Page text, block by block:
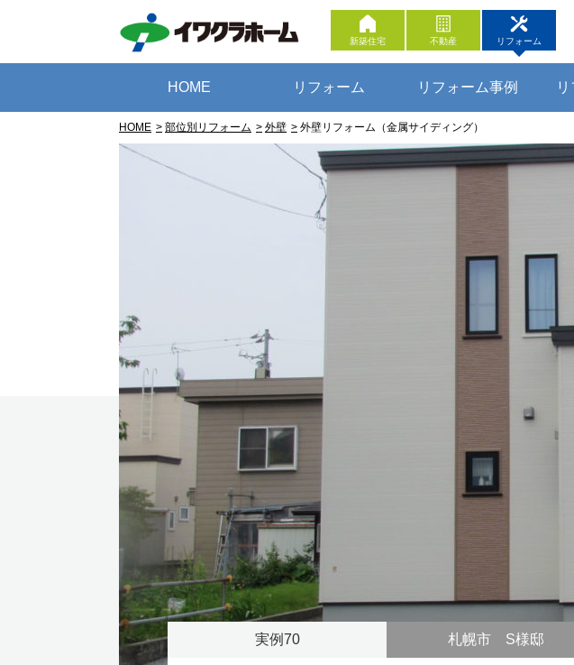
新築住宅 不動産 リフォーム
HOME リフォーム リフォーム事例
HOME 部位別リフォーム 外壁 外壁リフォーム（金属サイディング）
実例70 札幌市 S様邸